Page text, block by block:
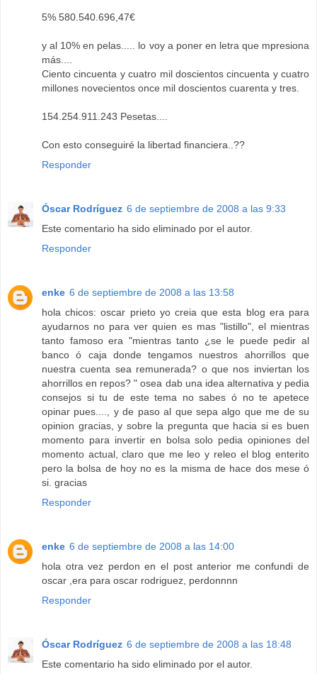
5% 580.540.696,47€
y al 10% en pelas..... lo voy a poner en letra que mpresiona
más....
Ciento cincuenta y cuatro mil doscientos cincuenta y cuatro
millones novecientos once mil doscientos cuarenta y tres.
154.254.911.243 Pesetas....
Con esto conseguiré la libertad financiera..??
Responder
Óscar Rodríguez 6 de septiembre de 2008 a las 9:33
Este comentario ha sido eliminado por el autor.
Responder
enke 6 de septiembre de 2008 a las 13:58
hola chicos: oscar prieto yo creia que esta blog era para
ayudarnos no para ver quien es mas "listillo", el mientras
tanto famoso era "mientras tanto ¿se le puede pedir al
banco ó caja donde tengamos nuestros ahorrillos que
nuestra cuenta sea remunerada? o que nos inviertan los
ahorrillos en repos? " osea dab una idea alternativa y pedia
consejos si tu de este tema no sabes ó no te apetece
opinar pues...., y de paso al que sepa algo que me de su
opinion gracias, y sobre la pregunta que hacia si es buen
momento para invertir en bolsa solo pedia opiniones del
momento actual, claro que me leo y releo el blog enterito
pero la bolsa de hoy no es la misma de hace dos mese ó
si. gracias
Responder
enke 6 de septiembre de 2008 a las 14:00
hola otra vez perdon en el post anterior me confundi de
oscar ,era para oscar rodriguez, perdonnnn
Responder
Óscar Rodríguez 6 de septiembre de 2008 a las 18:48
Este comentario ha sido eliminado por el autor.